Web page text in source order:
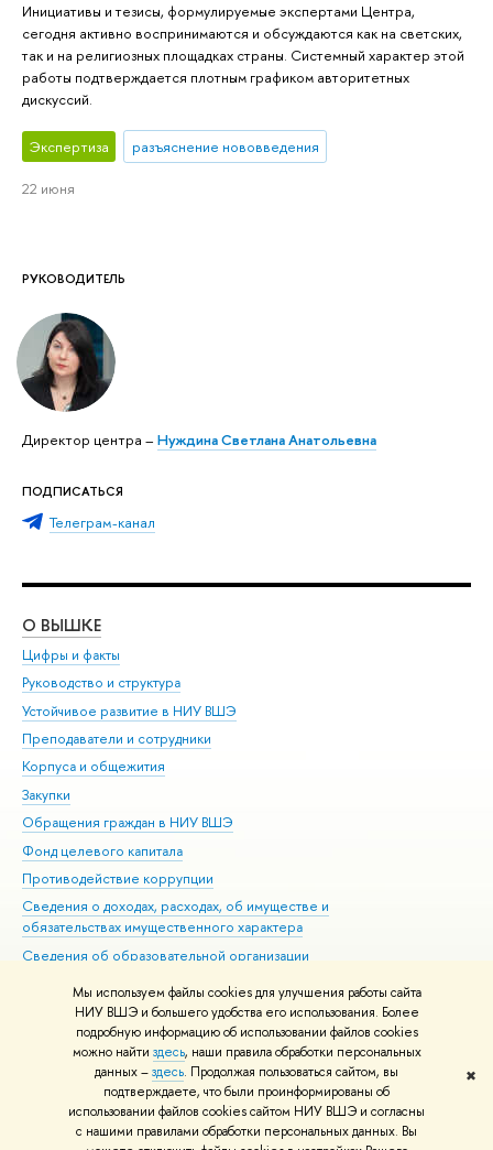
Мы используем файлы cookies для улучшения работы сайта
НИУ ВШЭ и большего удобства его использования. Более
подробную информацию об использовании файлов cookies
можно найти здесь, наши правила обработки персональных
данных –здесь. Продолжая пользоваться сайтом, вы
подтверждаете, что были проинформированы об
использовании файлов cookies сайтом НИУ ВШЭ и согласны
с нашими правилами обработки персональных данных. Вы
✖
РУКОВОДИТЕЛЬ
Директор центра – Нуждина Светлана Анатольевна
ПОДПИСАТЬСЯ
Телеграм-канал
Инициативы и тезисы, формулируемые экспертами Центра,
сегодня активно воспринимаются и обсуждаются как на светских,
так и на религиозных площадках страны. Системный характер этой
работы подтверждается плотным графиком авторитетных
дискуссий.
Экспертиза разъяснение нововведения
22 июня
О ВЫШКЕ
Цифры и факты
Руководство и структура
Устойчивое развитие в НИУ ВШЭ
Преподаватели и сотрудники
Корпуса и общежития
Закупки
Обращения граждан в НИУ ВШЭ
Фонд целевого капитала
Противодействие коррупции
Сведения о доходах, расходах, об имуществе и
обязательствах имущественного характера
Сведения об образовательной организации
Людям с ограниченными возможностями здоровья
Единая платежная страница
Работа в Вышке
© НИУ ВШЭ 1993–2026 Адреса и контакты Условия использования
материалов Политика конфиденциальности Карта сайта